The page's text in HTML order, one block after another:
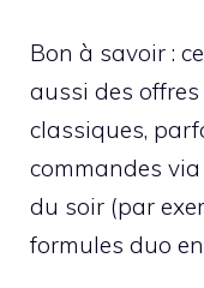
Bon à savoir :
aussi des
classiques,
commandes
du soir (par
formules duo